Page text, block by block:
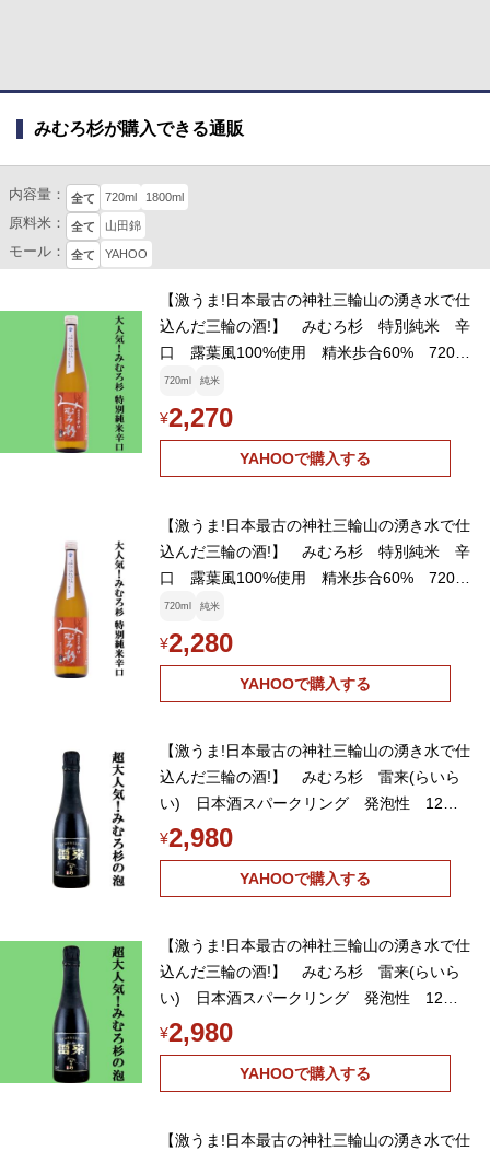
みむろ杉が購入できる通販
内容量： 全て 720ml 1800ml
原料米： 全て 山田錦
モール： 全て YAHOO
【激うま!日本最古の神社三輪山の湧き水で仕
込んだ三輪の酒!】 みむろ杉 特別純米 辛
口 露葉風100%使用 精米歩合60% 720ml
(クール便推奨)(k)
720ml 純米
¥2,270
YAHOOで購入する
【激うま!日本最古の神社三輪山の湧き水で仕
込んだ三輪の酒!】 みむろ杉 特別純米 辛
口 露葉風100%使用 精米歩合60% 720ml
(クール便推奨)(k)
720ml 純米
¥2,280
YAHOOで購入する
【激うま!日本最古の神社三輪山の湧き水で仕
込んだ三輪の酒!】 みむろ杉 雷来(らいら
い) 日本酒スパークリング 発泡性 12
度 360ml(クール便推奨)(K)
¥2,980
YAHOOで購入する
【激うま!日本最古の神社三輪山の湧き水で仕
込んだ三輪の酒!】 みむろ杉 雷来(らいら
い) 日本酒スパークリング 発泡性 12
度 360ml(クール便推奨)(K)
¥2,980
YAHOOで購入する
【激うま!日本最古の神社三輪山の湧き水で仕